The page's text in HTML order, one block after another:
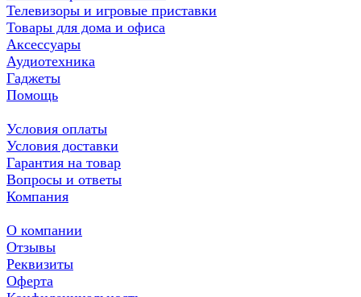
Телевизоры и игровые приставки
Товары для дома и офиса
Аксессуары
Аудиотехника
Гаджеты
Помощь
Условия оплаты
Условия доставки
Гарантия на товар
Вопросы и ответы
Компания
О компании
Отзывы
Реквизиты
Оферта